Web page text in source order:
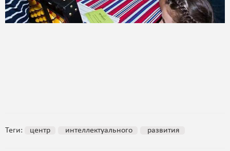
Теги: центр интеллектуального развития